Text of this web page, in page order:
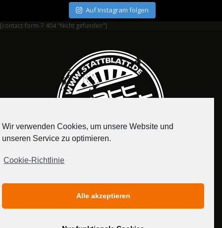
Auf Instagram folgen
[contact-form-7 404 "Nicht gefunden"]
MEDIADATEN
Wir verwenden Cookies, um unsere Website und
unseren Service zu optimieren.
Cookie-Richtlinie
Alle akzeptieren